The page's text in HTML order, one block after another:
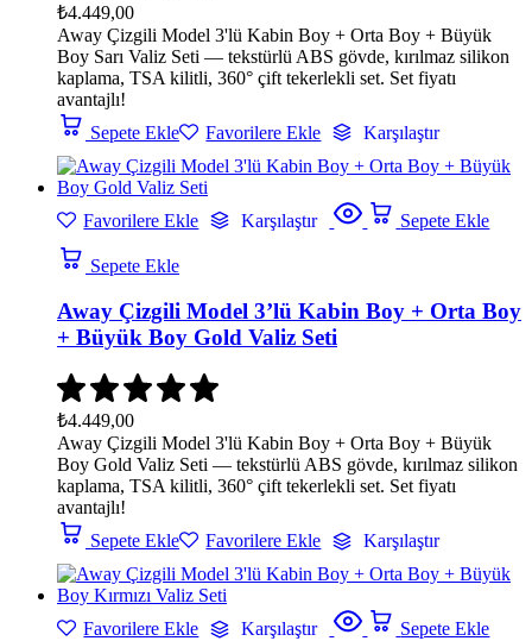
₺4.449,00
Away Çizgili Model 3'lü Kabin Boy + Orta Boy + Büyük
Boy Sarı Valiz Seti — tekstürlü ABS gövde, kırılmaz silikon
kaplama, TSA kilitli, 360° çift tekerlekli set. Set fiyatı
avantajlı!
Sepete Ekle
Favorilere Ekle Karşılaştır
Favorilere Ekle Karşılaştır Sepete Ekle
Sepete Ekle
Away Çizgili Model 3’lü Kabin Boy + Orta Boy
+ Büyük Boy Gold Valiz Seti
₺4.449,00
Away Çizgili Model 3'lü Kabin Boy + Orta Boy + Büyük
Boy Gold Valiz Seti — tekstürlü ABS gövde, kırılmaz silikon
kaplama, TSA kilitli, 360° çift tekerlekli set. Set fiyatı
avantajlı!
Sepete Ekle
Favorilere Ekle Karşılaştır
Favorilere Ekle Karşılaştır Sepete Ekle